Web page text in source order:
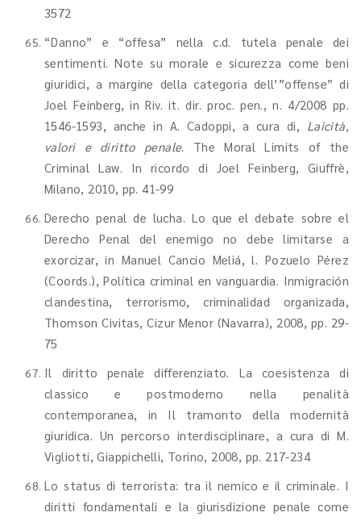
3572
“Danno” e “offesa” nella c.d. tutela penale dei
sentimenti. Note su morale e sicurezza come beni
giuridici, a margine della categoria dell’”offense” di
Joel Feinberg, in Riv. it. dir. proc. pen., n. 4/2008 pp.
1546-1593, anche in A. Cadoppi, a cura di, Laicità,
valori e diritto penale. The Moral Limits of the
Criminal Law. In ricordo di Joel Feinberg, Giuffrè,
Milano, 2010, pp. 41-99
Derecho penal de lucha. Lo que el debate sobre el
Derecho Penal del enemigo no debe limitarse a
exorcizar, in Manuel Cancio Meliá, l. Pozuelo Pérez
(Coords.), Política criminal en vanguardia. Inmigración
clandestina, terrorismo, criminalidad organizada,
Thomson Civitas, Cizur Menor (Navarra), 2008, pp. 29-
75
Il diritto penale differenziato. La coesistenza di
classico e postmoderno nella penalità
contemporanea, in Il tramonto della modernità
giuridica. Un percorso interdisciplinare, a cura di M.
Vigliotti, Giappichelli, Torino, 2008, pp. 217-234
Lo status di terrorista: tra il nemico e il criminale. I
diritti fondamentali e la giurisdizione penale come